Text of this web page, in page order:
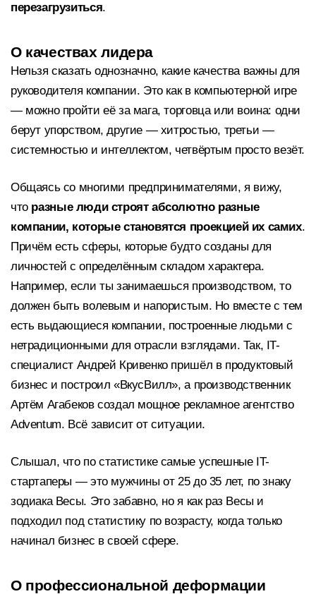
перезагрузиться.
О качествах лидера
Нельзя сказать однозначно, какие качества важны для
руководителя компании. Это как в компьютерной игре
— можно пройти её за мага, торговца или воина: одни
берут упорством, другие — хитростью, третьи —
системностью и интеллектом, четвёртым просто везёт.
Общаясь со многими предпринимателями, я вижу,
что разные люди строят абсолютно разные
компании, которые становятся проекцией их самих.
Причём есть сферы, которые будто созданы для
личностей с определённым складом характера.
Например, если ты занимаешься производством, то
должен быть волевым и напористым. Но вместе с тем
есть выдающиеся компании, построенные людьми с
нетрадиционными для отрасли взглядами. Так, IT-
специалист Андрей Кривенко пришёл в продуктовый
бизнес и построил «ВкусВилл», а производственник
Артём Агабеков создал мощное рекламное агентство
Adventum. Всё зависит от ситуации.
Слышал, что по статистике самые успешные IT-
стартаперы — это мужчины от 25 до 35 лет, по знаку
зодиака Весы. Это забавно, но я как раз Весы и
подходил под статистику по возрасту, когда только
начинал бизнес в своей сфере.
О профессиональной деформации